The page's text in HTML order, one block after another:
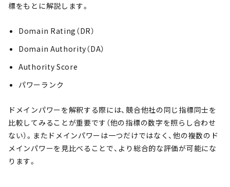
標をもとに解説します。
Domain Rating（DR）
Domain Authority（DA）
Authority Score
パワーランク
ドメインパワーを解釈する際には、競合他社の同じ指標同士を
比較してみることが重要です（他の指標の数字を照らし合わせ
ない）。またドメインパワーは一つだけではなく、他の複数のド
メインパワーを見比べることで、より総合的な評価が可能にな
ります。